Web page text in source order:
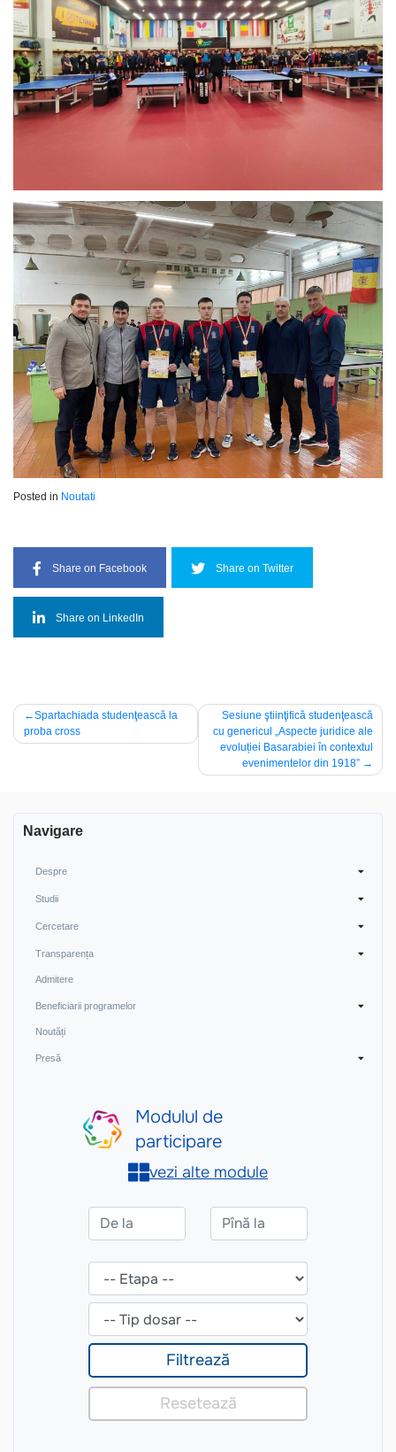
Posted in Noutati
Share on Facebook Share on Twitter
Share on LinkedIn
Navigare
în
Spartachiada studenţească la
proba cross
Sesiune ştiinţifică studenţească
cu genericul „Aspecte juridice ale
evoluției Basarabiei în contextul
evenimentelor din 1918”
Navigare
Despre
Studii
Cercetare
Transparența
Admitere
Beneficiarii programelor
Noutăți
Presă